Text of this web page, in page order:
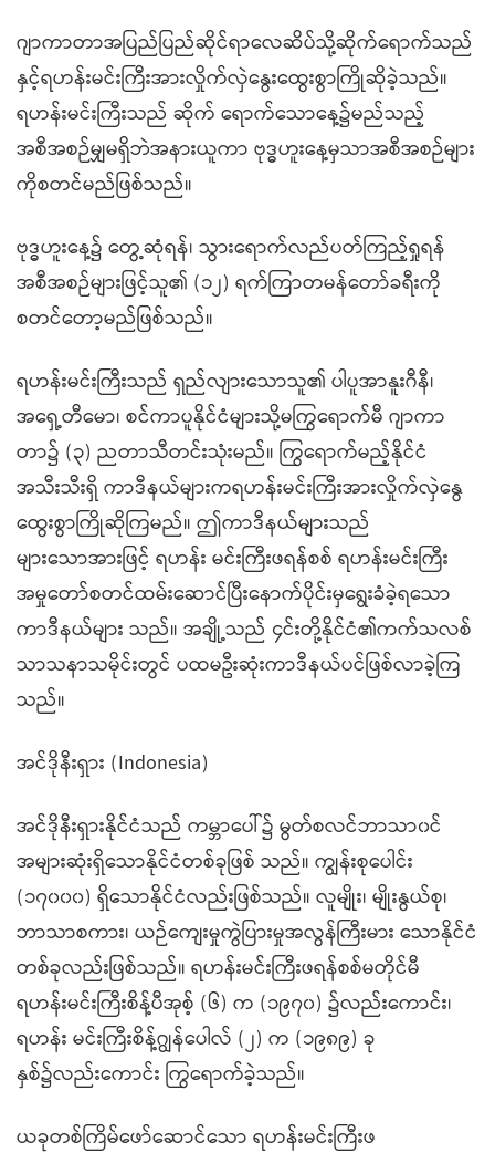
ဂျာကာတာအပြည်ပြည်ဆိုင်ရာလေဆိပ်သို့ဆိုက်ရောက်သည်
နှင့်ရဟန်းမင်းကြီးအားလှိုက်လှဲနွေးထွေးစွာကြိုဆိုခဲ့သည်။
ရဟန်းမင်းကြီးသည် ဆိုက် ရောက်သောနေ့၌မည်သည့်
အစီအစဉ်မျှမရှိဘဲအနားယူကာ ဗုဒ္ဓဟူးနေ့မှသာအစီအစဉ်များ
ကိုစတင်မည်ဖြစ်သည်။
ဗုဒ္ဓဟူးနေ့၌ တွေ့ဆုံရန်၊ သွားရောက်လည်ပတ်ကြည့်ရှုရန်
အစီအစဉ်များဖြင့်သူ၏ (၁၂) ရက်ကြာတမန်တော်ခရီးကို
စတင်တော့မည်ဖြစ်သည်။
ရဟန်းမင်းကြီးသည် ရှည်လျားသောသူ၏ ပါပူအာနူးဂီနီ၊
အရှေ့တီမော၊ စင်ကာပူနိုင်ငံများသို့မကြွရောက်မီ ဂျာကာ
တာ၌ (၃) ညတာသီတင်းသုံးမည်။ ကြွရောက်မည့်နိုင်ငံ
အသီးသီးရှိ ကာဒီနယ်များကရဟန်းမင်းကြီးအားလှိုက်လှဲနွေ
ထွေးစွာကြိုဆိုကြမည်။ ဤကာဒီနယ်များသည်
များသောအားဖြင့် ရဟန်း မင်းကြီးဖရန်စစ် ရဟန်းမင်းကြီး
အမှုတော်စတင်ထမ်းဆောင်ပြီးနောက်ပိုင်းမှရွေးခံခဲ့ရသော
ကာဒီနယ်များ သည်။ အချို့သည် ၄င်းတို့နိုင်ငံ၏ကက်သလစ်
သာသနာသမိုင်းတွင် ပထမဦးဆုံးကာဒီနယ်ပင်ဖြစ်လာခဲ့ကြ
သည်။
အင်ဒိုနီးရှား (Indonesia)
အင်ဒိုနီးရှားနိုင်ငံသည် ကမ္ဘာပေါ်၌ မွတ်စလင်ဘာသာ၀င်
အများဆုံးရှိသောနိုင်ငံတစ်ခုဖြစ် သည်။ ကျွန်းစုပေါင်း
(၁၇၀၀၀) ရှိသောနိုင်ငံလည်းဖြစ်သည်။ လူမျိုး၊ မျိုးနွယ်စု၊
ဘာသာစကား၊ ယဉ်ကျေးမှုကွဲပြားမှုအလွန်ကြီးမား သောနိုင်ငံ
တစ်ခုလည်းဖြစ်သည်။ ရဟန်းမင်းကြီးဖရန်စစ်မတိုင်မီ
ရဟန်းမင်းကြီးစိန့်ပီအုစ့် (၆) က (၁၉၇၀) ၌လည်းကောင်း၊
ရဟန်း မင်းကြီးစိန့်ဂျွန်ပေါလ် (၂) က (၁၉၈၉) ခု
နှစ်၌လည်းကောင်း ကြွရောက်ခဲ့သည်။
ယခုတစ်ကြိမ်ဖော်ဆောင်သော ရဟန်းမင်းကြီးဖ